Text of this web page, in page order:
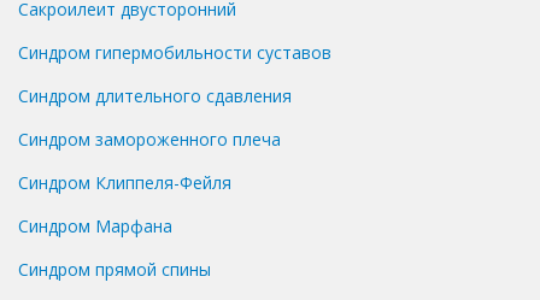
Сакроилеит двусторонний
Синдром гипермобильности суставов
Синдром длительного сдавления
Синдром замороженного плеча
Синдром Клиппеля-Фейля
Синдром Марфана
Синдром прямой спины